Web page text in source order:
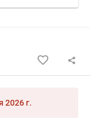
2026 г.